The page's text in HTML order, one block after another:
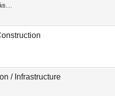
/ Infrastructure